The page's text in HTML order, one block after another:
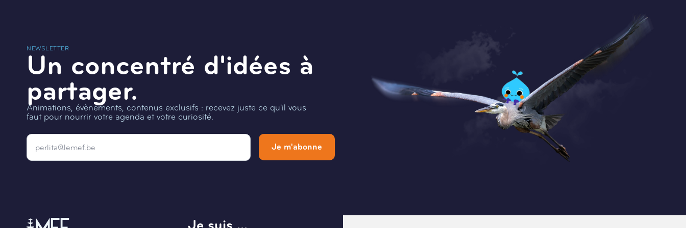
NEWSLETTER
Un concentré d'idées à
partager.
Animations, évènements, contenus exclusifs : recevez juste ce qu'il vous
faut pour nourrir votre agenda et votre curiosité.
Email
Je m'abonne